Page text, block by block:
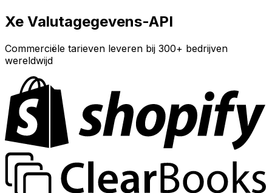
Xe Valutagegevens-API
Commerciële tarieven leveren bij 300+ bedrijven
wereldwijd